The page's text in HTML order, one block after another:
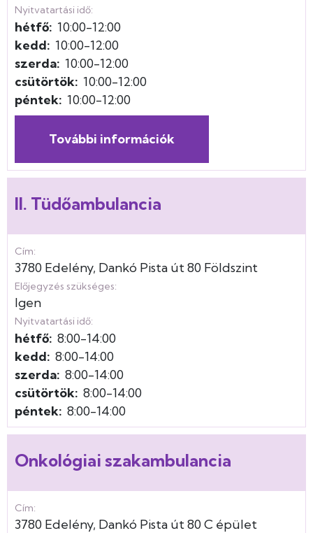
Nyitvatartási idő:
hétfő: 10:00-12:00
kedd: 10:00-12:00
szerda: 10:00-12:00
csütörtök: 10:00-12:00
péntek: 10:00-12:00
További információk
II. Tüdőambulancia
Cím:
3780 Edelény Dankó Pista út80 Földszint
Előjegyzés szükséges:
Igen
Nyitvatartási idő:
hétfő: 8:00-14:00
kedd: 8:00-14:00
szerda: 8:00-14:00
csütörtök: 8:00-14:00
péntek: 8:00-14:00
Onkológiai szakambulancia
Cím:
3780 Edelény Dankó Pista út80C épület